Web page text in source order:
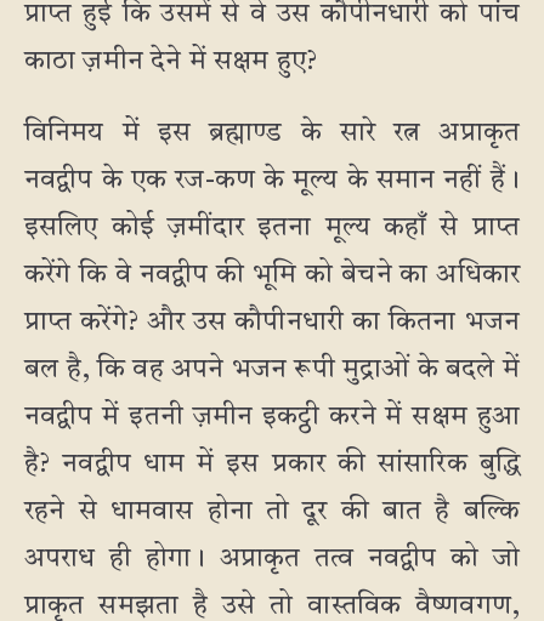
प्राप्त हुई कि उसमें से वे उस कौपीनधारी को पांच
काठा ज़मीन देने में सक्षम हुए?
विनिमय में इस ब्रह्माण्ड के सारे रत्न अप्राकृत
नवद्वीप के एक रज-कण के मूल्य के समान नहीं हैं।
इसलिए कोई ज़मींदार इतना मूल्य कहाँ से प्राप्त
करेंगे कि वे नवद्वीप की भूमि को बेचने का अधिकार
प्राप्त करेंगे? और उस कौपीनधारी का कितना भजन
बल है, कि वह अपने भजन रूपी मुद्राओं के बदले में
नवद्वीप में इतनी ज़मीन इकट्ठी करने में सक्षम हुआ
है? नवद्वीप धाम में इस प्रकार की सांसारिक बुद्धि
रहने से धामवास होना तो दूर की बात है बल्कि
अपराध ही होगा। अप्राकृत तत्व नवद्वीप को जो
प्राकृत समझता है उसे तो वास्तविक वैष्णवगण,